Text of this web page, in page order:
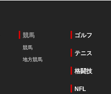
競馬
競馬
地方競馬
ゴルフ
テニス
格闘技
NFL